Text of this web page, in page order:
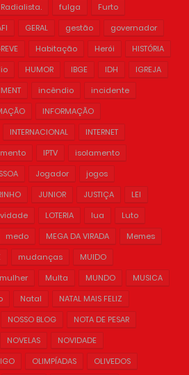
fulga
Furto
GERAL gestão
governador
Habitação Herói
HISTÓRIA
HUMOR IBGE IDH
IGREJA
incêndio
incidente
INFORMAÇÃO
INTERNACIONAL
INTERNET
IPTV
isolamento
Jogador
jogos
JUNIOR JUSTIÇA
LEI
LOTERIA lua
Luto
medo MEGA DA VIRADA
Memes
mudanças
MUIDO
mulher Multa MUNDO
MUSICA
Natal
NATAL MAIS FELIZ
NOSSO BLOG
NOTA DE PESAR
NOVELAS
NOVIDADE
OLIMPÍADAS
OLIVEDOS